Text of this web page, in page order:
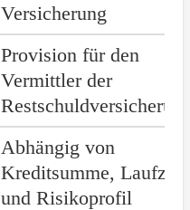
Versicherung
Provision für den
Vermittler der
Abhängig von
Kreditsumme, Laufzeit
und Risikoprofil